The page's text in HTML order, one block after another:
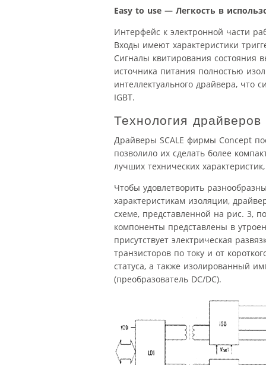
Easy to use — Легкость в
Интерфейс к электронной части
Входы имеют характеристики
Сигналы квитирования
источника питания полностью
интеллектуального драйвера, что
IGBT.
Технология драйверов
Драйверы SCALE фирмы Concept
позволило их сделать более
лучших технических
Чтобы удовлетворить
характеристикам изоляции,
схеме, представленной на рис. 3,
компоненты представлены в
присутствует электрическая
транзисторов по току и от
статуса, а также изолированный
(преобразователь DC/DC).